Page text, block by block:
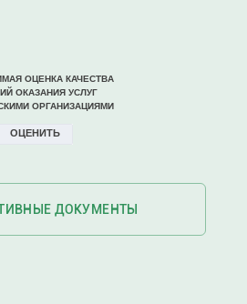
ДОКУМЕНТЫ